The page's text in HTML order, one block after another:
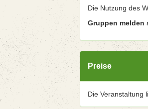
Die Nutzung des
Gruppen melden
Preise
Die Veranstaltung